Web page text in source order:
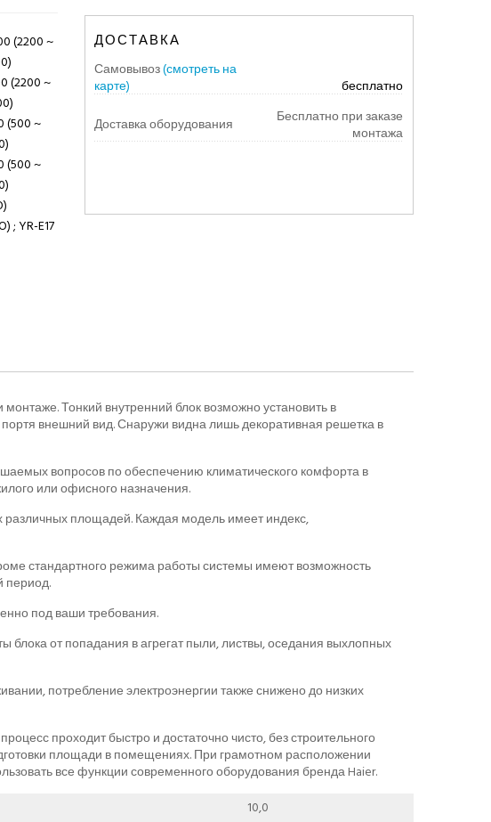
(2200 ~
(2200 ~
(500 ~
(500 ~
; YR-E17
ДОСТАВКА
Самовывоз(смотреть на
карте)
бесплатно
Доставка оборудования
Бесплатно при заказе
монтажа
Тонкий внутренний блок возможно установить в
внешний вид. Снаружи видна лишь декоративная решетка в
вопросов по обеспечению климатического комфорта в
или офисного назначения.
площадей. Каждая модель имеет индекс,
стандартного режима работы системы имеют возможность
период.
под ваши требования.
от попадания в агрегат пыли, листвы, оседания выхлопных
потребление электроэнергии также снижено до низких
проходит быстро и достаточно чисто, без строительного
площади в помещениях. При грамотном расположении
все функции современного оборудования бренда Haier.
10,0